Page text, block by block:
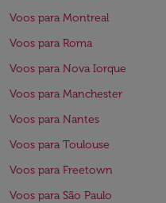
Voos para Montreal
Voos para Roma
Voos para Nova Iorque
Voos para Manchester
Voos para Nantes
Voos para Toulouse
Voos para Freetown
Voos para São Paulo